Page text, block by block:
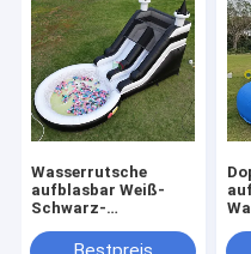
Wasserrutsche
aufblasbar Weiß-
Schwarz-
Kinderrutsche mit